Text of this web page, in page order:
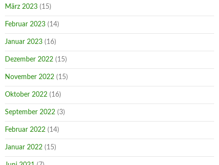
März 2023 (15)
Februar 2023 (14)
Januar 2023 (16)
Dezember 2022 (15)
November 2022 (15)
Oktober 2022 (16)
September 2022 (3)
Februar 2022 (14)
Januar 2022 (15)